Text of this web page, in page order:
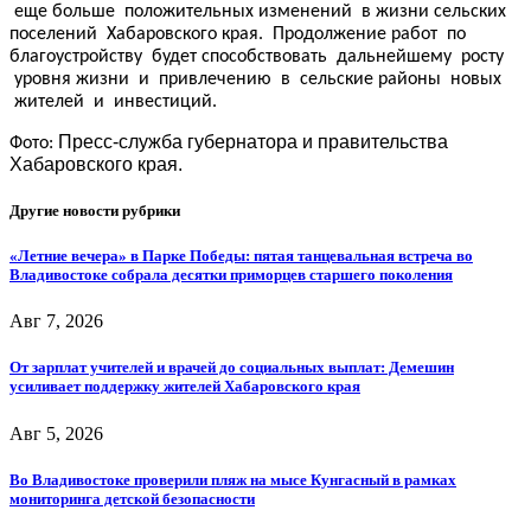
еще больше положительных изменений в жизни сельских
поселений Хабаровского края. Продолжение работ по
благоустройству будет способствовать дальнейшему росту
уровня жизни и привлечению в сельские районы новых
жителей и инвестиций.
Фото: Пресс-служба губернатора и правительства
Хабаровского края.
Другие новости рубрики
«Летние вечера» в Парке Победы: пятая танцевальная встреча во
Владивостоке собрала десятки приморцев старшего поколения
Авг 7, 2026
От зарплат учителей и врачей до социальных выплат: Демешин
усиливает поддержку жителей Хабаровского края
Авг 5, 2026
Во Владивостоке проверили пляж на мысе Кунгасный в рамках
мониторинга детской безопасности